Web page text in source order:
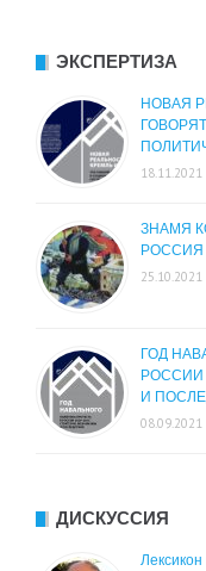
ЭКСПЕРТИЗА
НОВАЯ
18.11.2021
ЗНАМЯ
РОССИЯ
25.10.2021
ГОД
РОССИИ
И
08.09.2021
ДИСКУССИЯ
Лексикон